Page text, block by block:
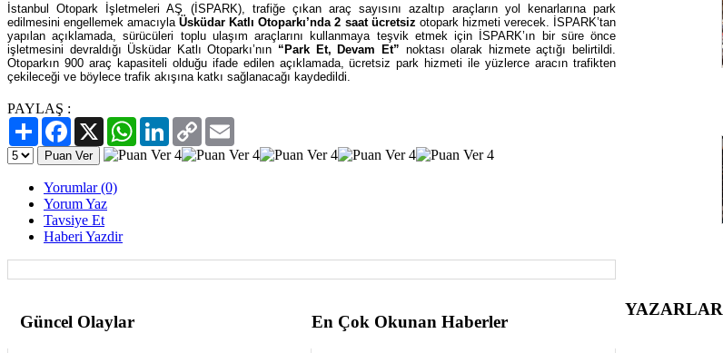
İstanbul Otopark İşletmeleri AŞ (İSPARK), trafiğe çıkan araç sayısını azaltıp araçların yol kenarlarına park
edilmesini engellemek amacıylaÜsküdar Katlı Otoparkı’nda 2 saat ücretsiz otopark hizmeti verecek. İSPARK’tan
yapılan açıklamada, sürücüleri toplu ulaşım araçlarını kullanmaya teşvik etmek için İSPARK’ın bir süre önce
işletmesini devraldığı Üsküdar Katlı Otoparkı’nın “Park Et, Devam Et” noktası olarak hizmete açtığı belirtildi.
Otoparkın 900 araç kapasiteli olduğu ifade edilen açıklamada, ücretsiz park hizmeti ile yüzlerce aracın trafikten
çekileceği ve böylece trafik akışına katkı sağlanacağı kaydedildi.
PAYLAŞ :
PaylaşFacebook
X WhatsAppLinkedIn
Copy
Link
Yorumlar (0)
Yorum Yaz
Tavsiye Et
Haberi Yazdir
Güncel Olaylar En Çok Okunan Haberler
YAZARLAR